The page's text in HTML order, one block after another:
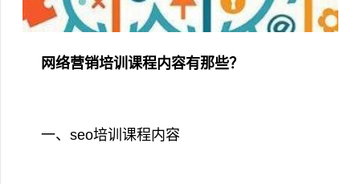
网络营销培训课程内容有那些？
一、seo培训课程内容